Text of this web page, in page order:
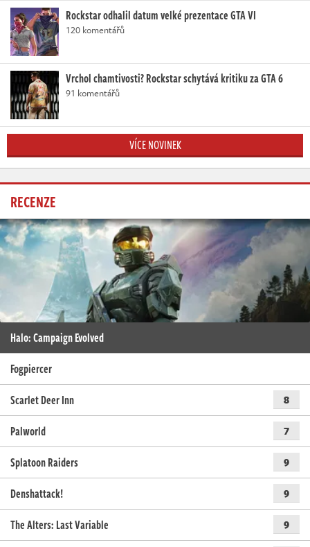
Rockstar odhalil datum velké prezentace GTA VI
120 komentářů
Vrchol chamtivosti? Rockstar schytává kritiku za GTA 6
91 komentářů
VÍCE NOVINEK
RECENZE
Halo: Campaign Evolved
Fogpiercer
Scarlet Deer Inn
8
Palworld 7
Splatoon Raiders 9
Denshattack! 9
The Alters: Last Variable 9